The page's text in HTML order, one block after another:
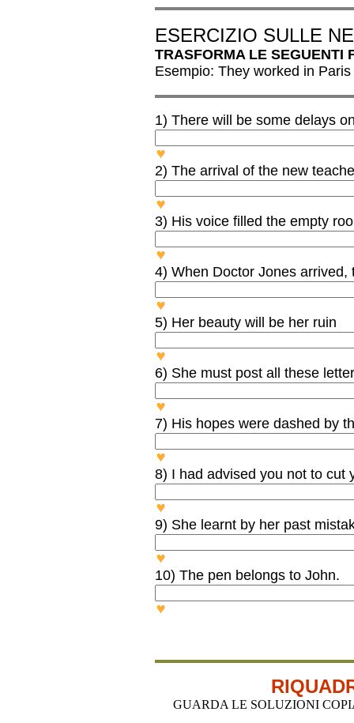
ESERCIZIO SULLE
TRASFORMA LE SEGUENTI
Esempio: They worked in
1) There will be some delays
2) The arrival of the new
3) His voice filled the empty
4) When Doctor Jones
5) Her beauty will be her ruin
6) She must post all these
7) His hopes were dashed by
8) I had advised you not to cut
9) She learnt by her past
10) The pen belongs to John.
GUARDA LE SOLUZIONI